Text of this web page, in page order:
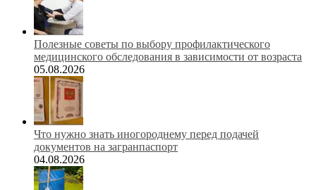
Полезные советы по выбору профилактического
медицинского обследования в зависимости от возраста
05.08.2026
Что нужно знать иногороднему перед подачей
документов на загранпаспорт
04.08.2026